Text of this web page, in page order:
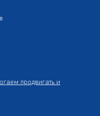
продвигать и